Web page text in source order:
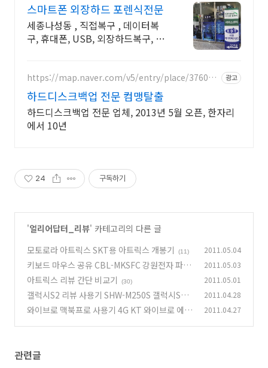
스마트폰 외장하드 포렌식전문
세종나성동 , 직접복구 , 데이터복
구, 휴대폰, USB, 외장하드복구, 컴
https://map.naver.com/v5/entry/place/376060
광고
하드디스크백업 전문 컴맹탈출
하드디스크백업 전문 업체, 2013년 5월 오픈, 한자리
에서 10년
24 구독하기
'얼리어답터_리뷰' 카테고리의 다른 글
모토로라 아트릭스 SKT용 아트릭스 개봉기
(11) 2011.05.04
키보드 마우스 공유 CBL-MKSFC 강원전자 파일
복사 클립보드 공유 (18)
2011.05.03
아트릭스 리뷰 간단 비교기 (30) 2011.05.01
갤럭시S2 리뷰 사용기 SHW-M250S 갤럭시S2
비교기 스펙
(174)
2011.04.28
와이브로 맥북프로 사용기 4G KT 와이브로 에그
2011.04.27
관련글